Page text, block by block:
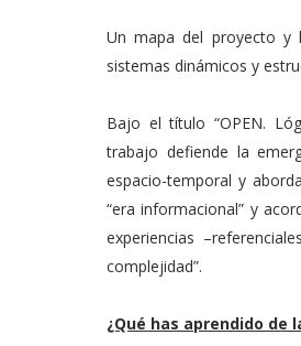
Un mapa del proyecto y
sistemas dinámicos y
Bajo el título “OPEN.
trabajo defiende la
espacio-temporal y
“era informacional” y
experiencias
complejidad”.
¿Qué has aprendido de